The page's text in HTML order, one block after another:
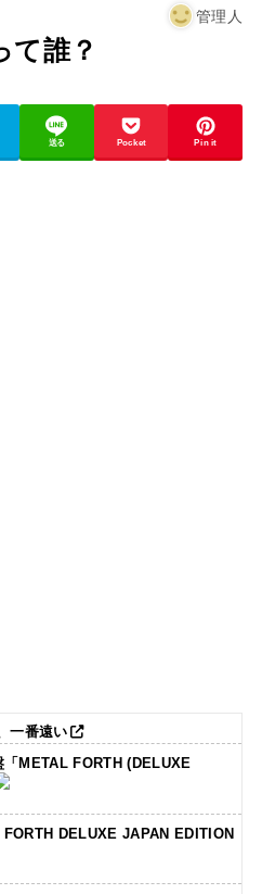
管理人
て誰？
送る Pocket Pin it
一番遠い
「METAL FORTH (DELUXE
FORTH DELUXE JAPAN EDITION